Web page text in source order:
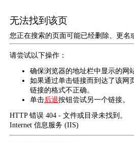
无法找到该页
您正在搜索的页面可能已经删除、更名
请尝试以下操作：
确保浏览器的地址栏中显示的网
如果通过单击链接而到达了该网
链接的格式不正确。
单击后退按钮尝试另一个链接。
HTTP 错误 404 - 文件或目录未找到。
Internet 信息服务 (IIS)